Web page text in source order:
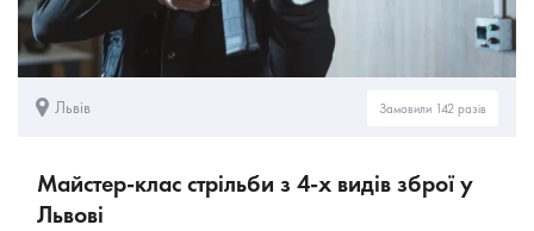
Львів Замовили 142 разів
Майстер-клас стрільби з 4-х видів зброї у
Львові